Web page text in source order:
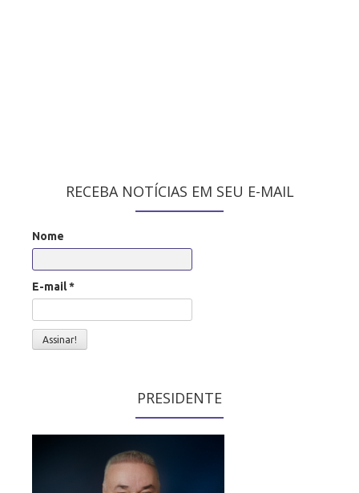
RECEBA NOTÍCIAS EM SEU E-MAIL
Nome
E-mail*
PRESIDENTE